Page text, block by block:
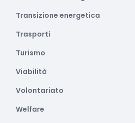
Transizione energetica
Trasporti
Turismo
Viabilità
Volontariato
Welfare